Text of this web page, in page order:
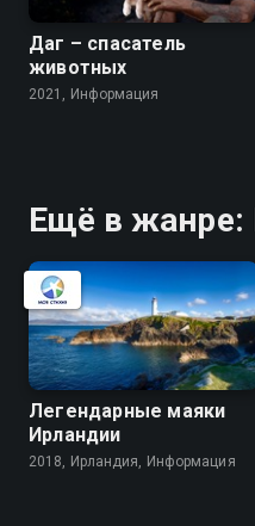
Даг – спасатель
животных
2021, Информация
Ещё в
Легендарные маяки
Ирландии
2018, Ирландия, Информация